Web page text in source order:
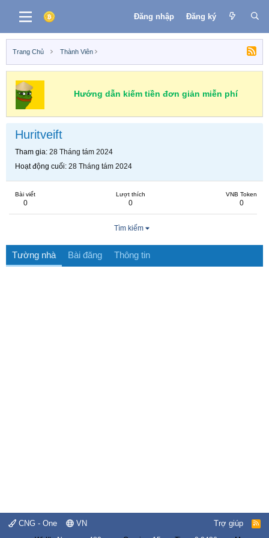
Đăng nhập Đăng ký
Trang Chủ Thành Viên
Hướng dẫn kiếm tiền đơn giản miễn phí
Huritveift
Tham gia 28 Tháng tám 2024
Hoạt động cuối 28 Tháng tám 2024
Bài viết
0
Lượt thích
0
VNB Token
0
Tìm kiếm
Tường nhà Bài đăng Thông tin
CNG - One VN Trợ giúp
R